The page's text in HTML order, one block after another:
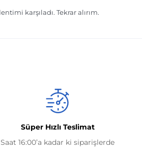
Süper Hızlı Teslimat
Saat 16:00’a kadar ki siparişlerde